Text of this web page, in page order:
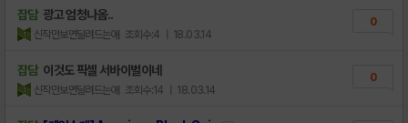
잡담 광고 엄청나옴..
신작만보면달려드는애 조회수:4 | 18.03.14
0
잡담 이것도 픽셀 서바이벌이네
신작만보면달려드는애 조회수:14 | 18.03.14
0